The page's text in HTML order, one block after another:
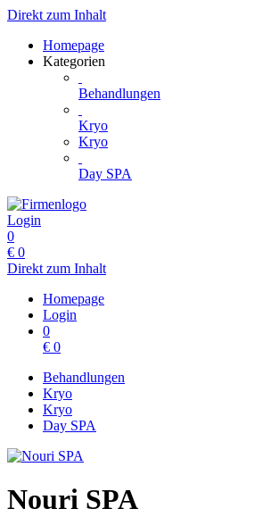
Direkt zum Inhalt
Homepage
Kategorien
Behandlungen
Kryo
Kryo
Day SPA
Login
0
€ 0
Direkt zum Inhalt
Homepage
Login
0
€ 0
Behandlungen
Kryo
Kryo
Day SPA
Nouri SPA